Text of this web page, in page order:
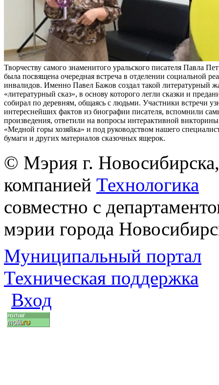
Творчеству самого знаменитого уральского писателя Павла
была посвящена очередная встреча в отделении социальной
инвалидов. Именно Павел Бажов создал такой литературный
«литературный сказ», в основу которого легли сказки и
собирал по деревням, общаясь с людьми. Участники встречи
интереснейших фактов из биографии писателя, вспомнили
произведения, ответили на вопросы интерактивной викторины
«Медной горы хозяйка» и под руководством нашего
бумаги и других материалов сказочных ящерок.
© Мэрия г.
компанией Технологика
совместно с
мэрии города
Муниципальный портал
Техническая поддержка
Вход